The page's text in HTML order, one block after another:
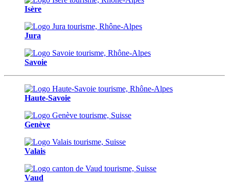
Isère
Jura
Savoie
Haute-Savoie
Genève
Valais
Vaud